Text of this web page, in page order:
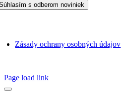
Zásady ochrany osobných údajov
Page load link